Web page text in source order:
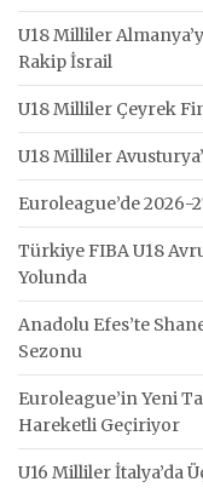
U18 Milliler
Rakip İsrail
U18 Milliler Çeyrek
U18 Milliler
Euroleague’de
Türkiye FIBA U18
Yolunda
Anadolu Efes’te
Sezonu
Euroleague’in Yeni
Hareketli Geçiriyor
U16 Milliler İtalya’da